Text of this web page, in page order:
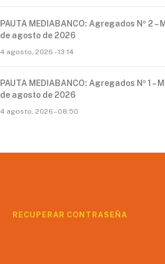
PAUTA MEDIABANCO: Agregados Nº 2 –
de agosto de 2026
4 agosto, 2026 - 13:14
PAUTA MEDIABANCO: Agregados Nº 1 –
de agosto de 2026
4 agosto, 2026 - 08:50
RECUPERAR CONTRASEÑA